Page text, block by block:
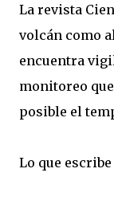
La revista
volcán como
encuentra
monitoreo
posible el
Lo que